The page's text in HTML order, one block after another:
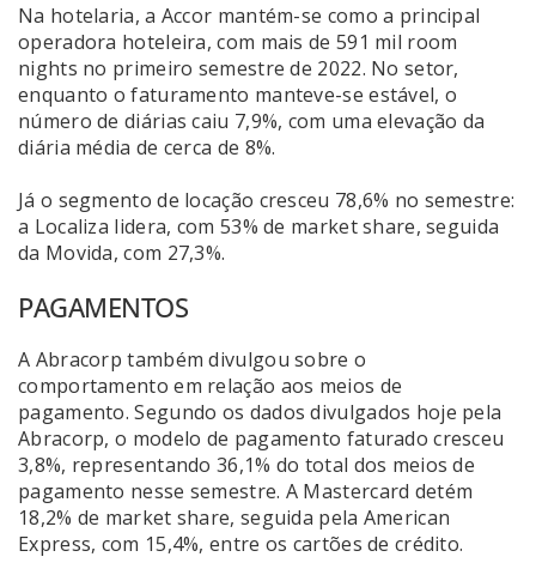
Na hotelaria, a Accor mantém-se como a principal
operadora hoteleira, com mais de 591 mil room
nights no primeiro semestre de 2022. No setor,
enquanto o faturamento manteve-se estável, o
número de diárias caiu 7,9%, com uma elevação da
diária média de cerca de 8%.
Já o segmento de locação cresceu 78,6% no semestre:
a Localiza lidera, com 53% de market share, seguida
da Movida, com 27,3%.
PAGAMENTOS
A Abracorp também divulgou sobre o
comportamento em relação aos meios de
pagamento. Segundo os dados divulgados hoje pela
Abracorp, o modelo de pagamento faturado cresceu
3,8%, representando 36,1% do total dos meios de
pagamento nesse semestre. A Mastercard detém
18,2% de market share, seguida pela American
Express, com 15,4%, entre os cartões de crédito.